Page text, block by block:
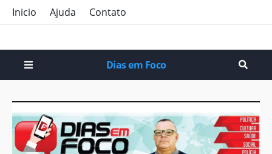
Inicio Ajuda Contato
Dias em Foco